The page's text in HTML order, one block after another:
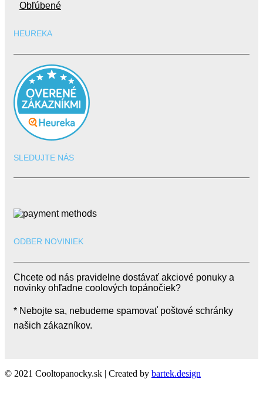
Obľúbené
HEUREKA
SLEDUJTE NÁS
ODBER NOVINIEK
Chcete od nás pravidelne dostávať akciové ponuky a
novinky ohľadne coolových topánočiek?
* Nebojte sa, nebudeme spamovať poštové schránky
našich zákazníkov.
© 2021 Cooltopanocky.sk | Created by bartek.design